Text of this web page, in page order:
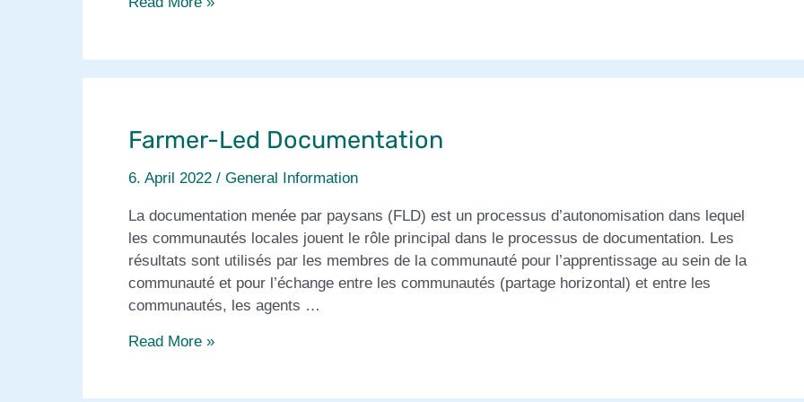
Prolinnova-
Faso
Farmer-Led Documentation
6. April 2022 / General Information
La documentation menée par paysans (FLD) est un processus d’autonomisation dans lequel
les communautés locales jouent le rôle principal dans le processus de documentation. Les
résultats sont utilisés par les membres de la communauté pour l’apprentissage au sein de la
communauté et pour l’échange entre les communautés (partage horizontal) et entre les
communautés, les agents …
Farmer-
Read More »